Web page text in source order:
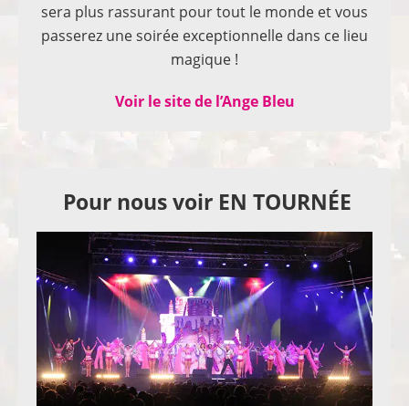
sera plus rassurant pour tout le monde et vous
passerez une soirée exceptionnelle dans ce lieu
magique !
Voir le site de l’Ange Bleu
Pour nous voir EN TOURNÉE